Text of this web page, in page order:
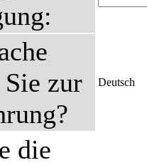
zur
Deutsch
die